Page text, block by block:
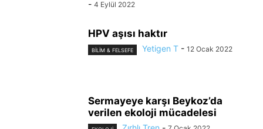
- 4 Eylül 2022
HPV aşısı haktır
BILIM & FELSEFE Yetigen T - 12 Ocak 2022
Sermayeye karşı Beykoz’da
verilen ekoloji mücadelesi